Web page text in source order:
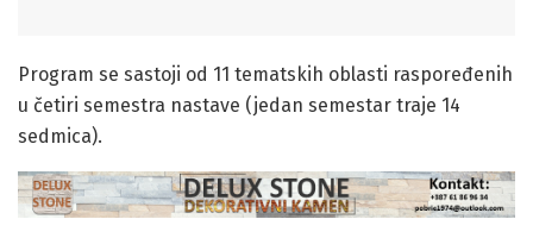
Program se sastoji od 11 tematskih oblasti raspoređenih
u četiri semestra nastave (jedan semestar traje 14
sedmica).